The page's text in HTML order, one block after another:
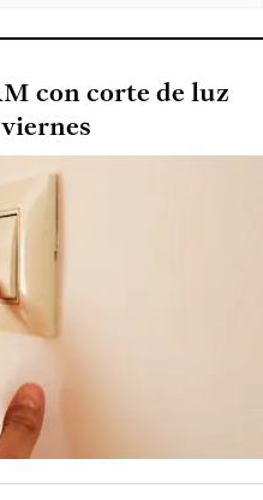
con corte de luz